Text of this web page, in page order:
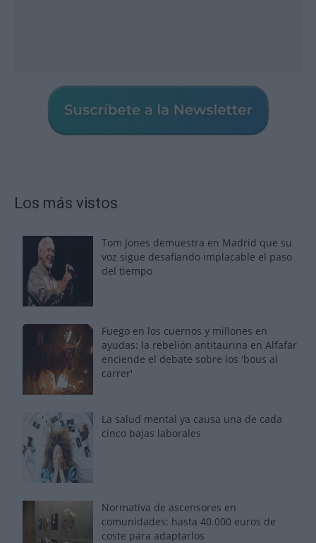
Los más vistos
Tom Jones demuestra en Madrid que su
voz sigue desafiando implacable el paso
del tiempo
Fuego en los cuernos y millones en
ayudas: la rebelión antitaurina en Alfafar
enciende el debate sobre los 'bous al
carrer'
La salud mental ya causa una de cada
cinco bajas laborales
Normativa de ascensores en
comunidades: hasta 40.000 euros de
coste para adaptarlos